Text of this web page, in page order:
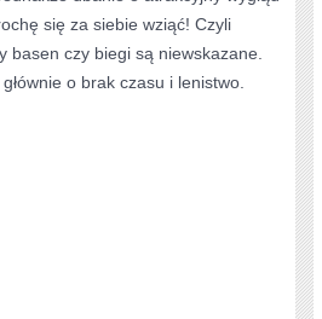
się za siebie wziąć! Czyli
czy biegi są niewskazane.
o brak czasu i lenistwo.